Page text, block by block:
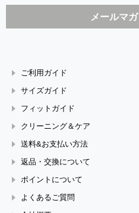
ご利用ガイド
サイズガイド
フィットガイド
クリーニング＆ケア
送料&お支払い方法
返品・交換について
ポイントについて
よくあるご質問